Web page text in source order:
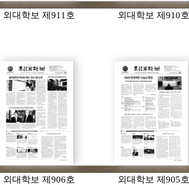
외대학보 제911호 외대학보 제910호
외대학보 제906호 외대학보 제905호